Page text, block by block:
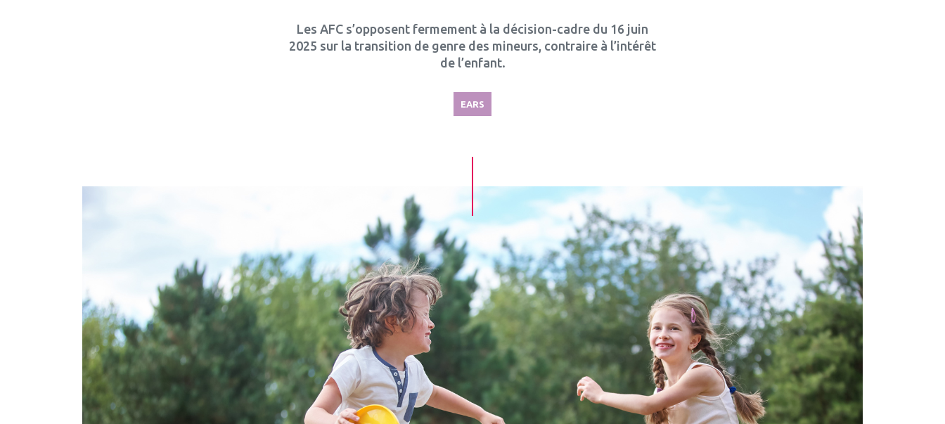
Les AFC s’opposent fermement à la décision-cadre du 16 juin
2025 sur la transition de genre des mineurs, contraire à l’intérêt
de l’enfant.
EARS